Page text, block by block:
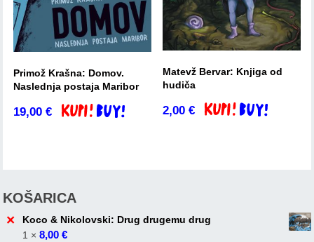
Primož Krašna: Domov.
Naslednja postaja Maribor
19,00€ Dodaj v košarico
Matevž Bervar: Knjiga od
hudiča
2,00€ Dodaj v košarico
KOŠARICA
×
Koco & Nikolovski: Drug drugemu drug
1 ×8,00€